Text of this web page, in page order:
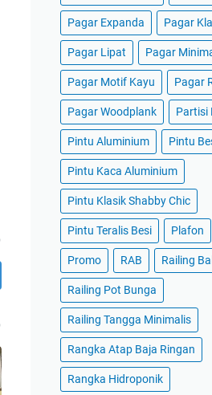
Pagar Expanda Pagar
Pagar Lipat Pagar
Pagar Motif Kayu Pagar
Pagar Woodplank Partisi
Pintu Aluminium Pintu
Pintu Kaca Aluminium
Pintu Klasik Shabby Chic
Pintu Teralis Besi Plafon
Promo RAB Railing
Railing Pot Bunga
Railing Tangga Minimalis
Rangka Atap Baja Ringan
Rangka Hidroponik